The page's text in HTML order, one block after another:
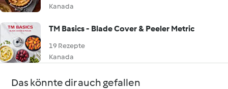
Kanada
TM Basics - Blade Cover & Peeler Metric
19 Rezepte
Kanada
Das könnte dir auch gefallen